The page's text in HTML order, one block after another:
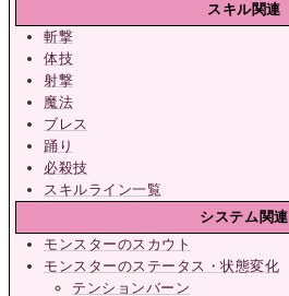
スキル関連
斬撃
体技
射撃
魔法
ブレス
踊り
必殺技
スキルライン一覧
システム関連
モンスターのスカウト
モンスターのステータス・状態変化
テンションバーン